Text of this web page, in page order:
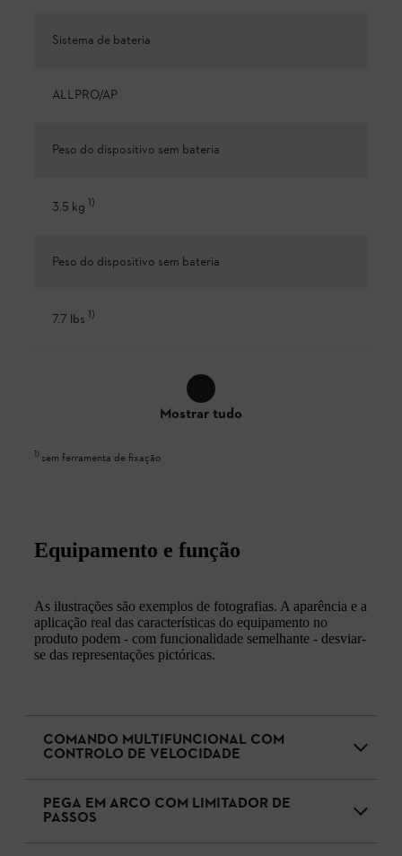
Sistema de bateria
ALLPRO/AP
Peso do dispositivo sem bateria
3.5 kg 1)
Peso do dispositivo sem bateria
7.7 lbs 1)
Mostrar tudo
1) sem ferramenta de fixação
Equipamento e função
As ilustrações são exemplos de fotografias. A aparência e a
aplicação real das características do equipamento no
produto podem - com funcionalidade semelhante - desviar-
se das representações pictóricas.
COMANDO MULTIFUNCIONAL COM
CONTROLO DE VELOCIDADE
PEGA EM ARCO COM LIMITADOR DE
PASSOS